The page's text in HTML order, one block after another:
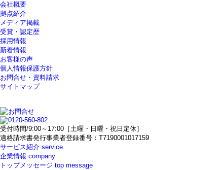
会社概要
拠点紹介
メディア掲載
受賞・認定歴
採用情報
新着情報
お客様の声
個人情報保護方針
お問合せ・資料請求
サイトマップ
受付時間/9:00～17:00［土曜・日曜・祝日定休］
適格請求書発行事業者登録番号：T7190001017159
サービス紹介 service
企業情報 company
トップメッセージ top message